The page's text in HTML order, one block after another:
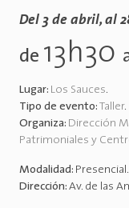
Del 3 de abril, al
de 13h30
Lugar: Los Sauces.
Tipo de evento: Taller.
Organiza: Dirección
Patrimoniales y
Modalidad: Presencial.
Dirección: Av. de las